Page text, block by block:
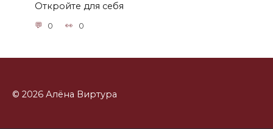
Откройте для себя
0 0
© 2026 Алёна Виртура